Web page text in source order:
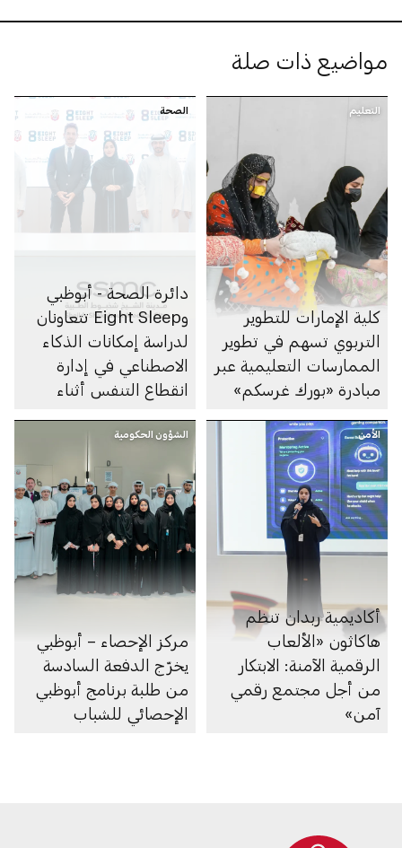
مواضيع ذات صلة
التعليم
كلية الإمارات للتطوير
التربوي تسهم في تطوير
الممارسات التعليمية عبر
مبادرة «بورك غرسكم»
الصحة
دائرة الصحة - أبوظبي
وEight Sleep تتعاونان
لدراسة إمكانات الذكاء
الاصطناعي في إدارة
انقطاع التنفس أثناء
الأمن
أكاديمية ربدان تنظم
هاكاثون «الألعاب
الرقمية الآمنة: الابتكار
من أجل مجتمع رقمي
آمن»
الشؤون الحكومية
مركز الإحصاء – أبوظبي
يخرّج الدفعة السادسة
من طلبة برنامج أبوظبي
الإحصائي للشباب